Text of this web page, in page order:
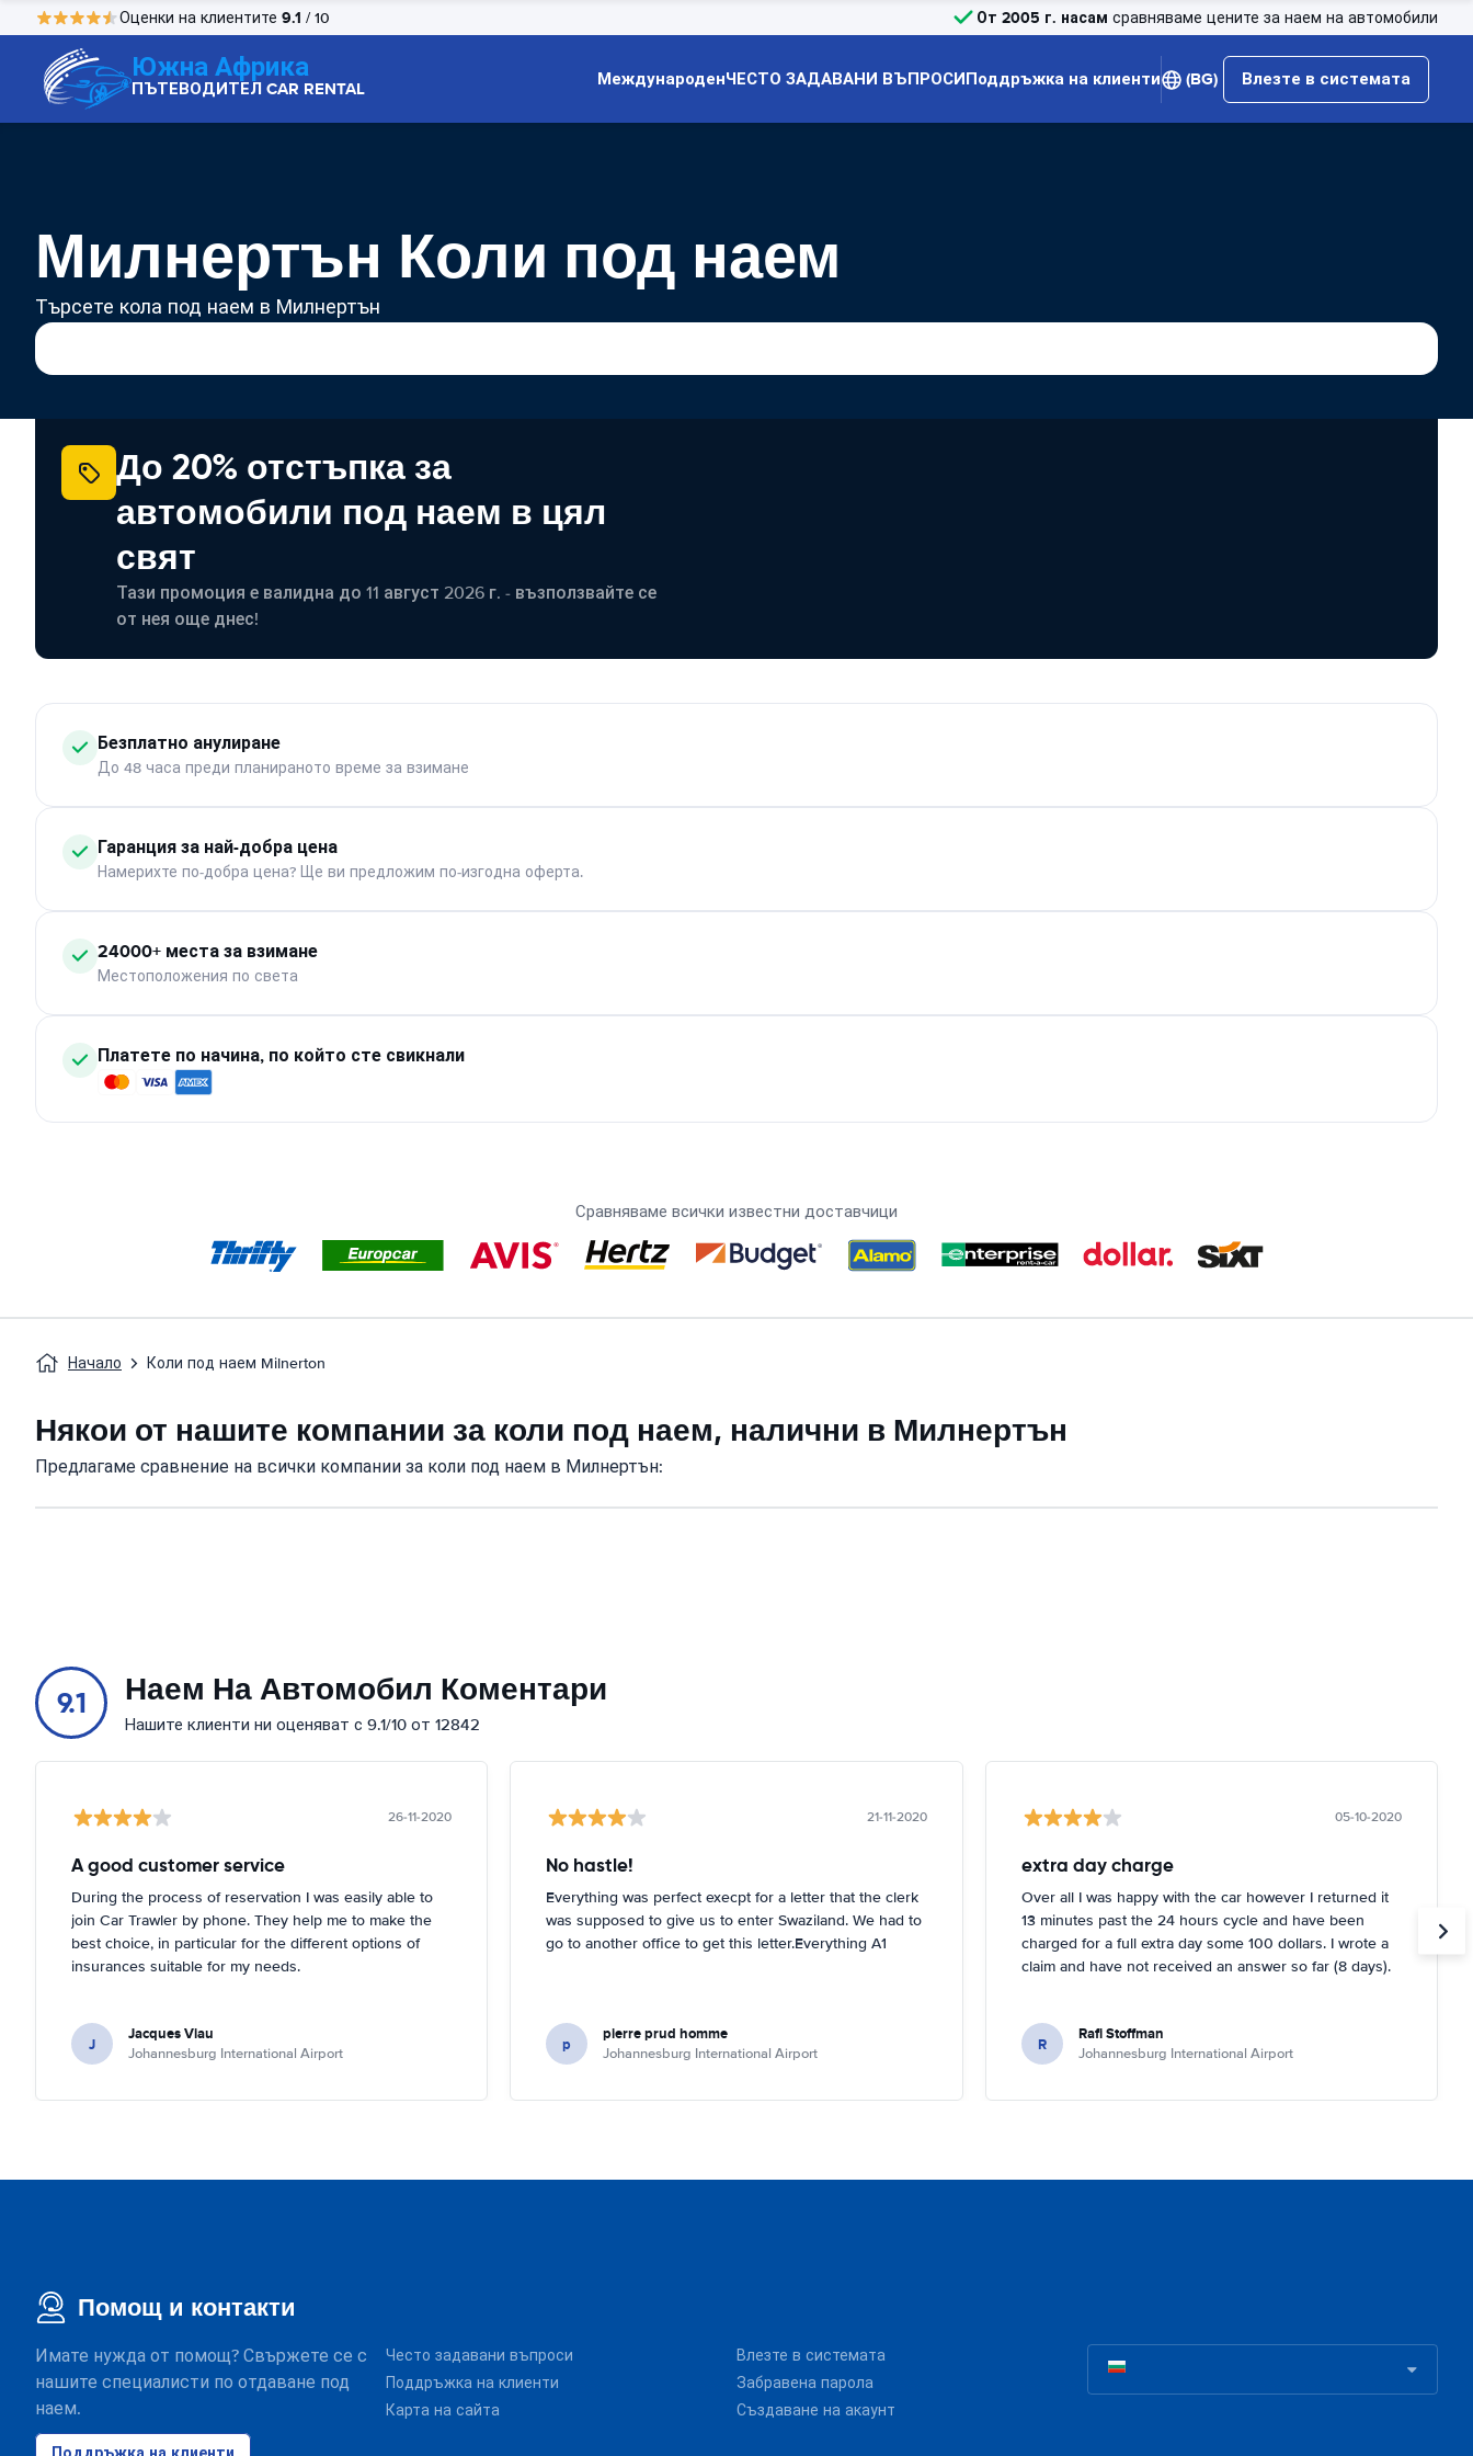
Оценки на клиентите 9.1 / 10 От 2005 г. насам сравняваме цените за наем на автомобили
Южна Африка
ПЪТЕВОДИТЕЛ CAR RENTAL МеждународенЧЕСТО ЗАДАВАНИ ВЪПРОСИПоддръжка на клиенти (BG) Влезте в системата
Милнертън Коли под наем
Търсете кола под наем в Милнертън
До 20% отстъпка за
автомобили под наем в цял
свят
Тази промоция е валидна до 11 август 2026 г. - възползвайте се
от нея още днес!
Безплатно анулиране
До 48 часа преди планираното време за взимане
Гаранция за най-добра цена
Намерихте по-добра цена? Ще ви предложим по-изгодна оферта.
24000+ места за взимане
Местоположения по света
Платете по начина, по който сте свикнали
Сравняваме всички известни доставчици
Начало Коли под наем Milnerton
Някои от нашите компании за коли под наем, налични в Милнертън
Предлагаме сравнение на всички компании за коли под наем в Милнертън:
9.1 Наем На Автомобил Коментари
Нашите клиенти ни оценяват с 9.1/10 от 12842
26-11-2020
A good customer service
During the process of reservation I was easily able to
join Car Trawler by phone. They help me to make the
best choice, in particular for the different options of
insurances suitable for my needs.
J Jacques Viau
Johannesburg International Airport
21-11-2020
No hastle!
Everything was perfect execpt for a letter that the clerk
was supposed to give us to enter Swaziland. We had to
go to another office to get this letter.Everything A1
p pierre prud homme
Johannesburg International Airport
05-10-2020
extra day charge
Over all I was happy with the car however I returned it
13 minutes past the 24 hours cycle and have been
charged for a full extra day some 100 dollars. I wrote a
claim and have not received an answer so far (8 days).
R Rafi Stoffman
Johannesburg International Airport
Помощ и контакти
Имате нужда от помощ? Свържете се с
нашите специалисти по отдаване под
наем.
Често задавани въпроси
Поддръжка на клиенти
Карта на сайта
Влезте в системата
Забравена парола
Създаване на акаунт